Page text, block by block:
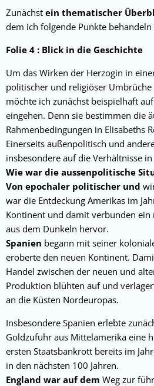
Zunächst ein thematischer
dem ich folgende Punkte behandeln
Folie 4 : Blick in die Geschichte
Um das Wirken der Herzogin in
politischer und religiöser Umbrüche
möchte ich zunächst beispielhaft
eingehen. Denn sie bestimmen die
Rahmenbedingungen in Elisabeths
Einerseits außenpolitisch und
insbesondere auf die Verhältnisse
Wie war die aussenpolitische
Von epochaler politischer und
war die Entdeckung Amerikas im
Kontinent und damit verbunden ein
aus dem Dunkeln hervor.
Spanien begann mit seiner
eroberte den neuen Kontinent.
Handel zwischen der neuen und
Produktion blühten auf und
an die Küsten Nordeuropas.
Insbesondere Spanien erlebte
Goldzufuhr aus Mittelamerika eine
ersten Staatsbankrott bereits im
in den nächsten 100 Jahren.
England war auf dem Weg zur